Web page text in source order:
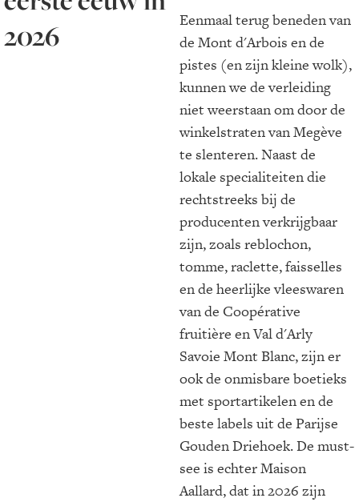
Eenmaal terug beneden van
de Mont d'Arbois en de
pistes (en zijn kleine wolk),
kunnen we de verleiding
niet weerstaan om door de
winkelstraten van Megève
te slenteren. Naast de
lokale specialiteiten die
rechtstreeks bij de
producenten verkrijgbaar
zijn, zoals reblochon,
tomme, raclette, faisselles
en de heerlijke vleeswaren
van de Coopérative
fruitière en Val d'Arly
Savoie Mont Blanc, zijn er
ook de onmisbare boetieks
met sportartikelen en de
beste labels uit de Parijse
Gouden Driehoek. De must-
see is echter Maison
Aallard, dat in 2026 zijn
2026